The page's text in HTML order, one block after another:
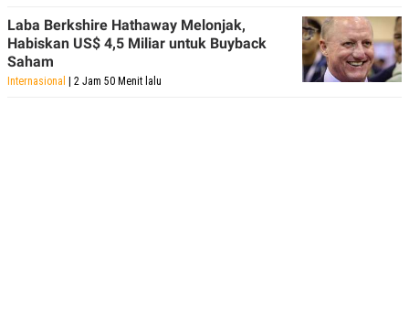
Laba Berkshire Hathaway Melonjak,
Habiskan US$ 4,5 Miliar untuk Buyback
Saham
Internasional | 2 Jam 50 Menit lalu